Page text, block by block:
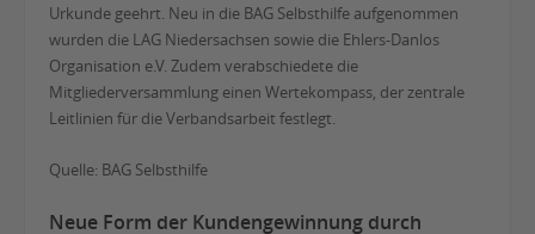
Urkunde geehrt. Neu in die BAG Selbsthilfe aufgenommen
wurden die LAG Niedersachsen sowie die Ehlers-Danlos
Organisation e.V. Zudem verabschiedete die
Mitgliederversammlung einen Wertekompass, der zentrale
Leitlinien für die Verbandsarbeit festlegt.
Quelle: BAG Selbsthilfe
Neue Form der Kundengewinnung durch